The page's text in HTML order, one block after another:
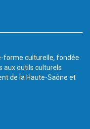
forme culturelle, fondée
aux outils culturels
de la Haute-Saône et